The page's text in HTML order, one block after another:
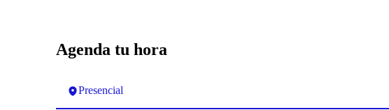
Agenda tu hora
Presencial